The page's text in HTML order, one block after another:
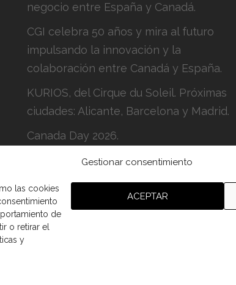
Gestionar consentimiento
las cookies
de
o retirar el
y
ACEPTAR
negocio entre España y Canadá.
CGI celebra 50 años y mira al futuro
impulsando la innovación y la
colaboración entre Canadá y España.
KURIOS, del Cirque du Soleil. Próximas
ciudades: Alicante, Barcelona y Madrid.
Canada Day 2026.